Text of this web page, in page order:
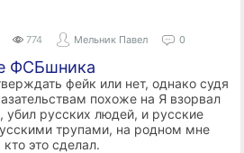
774 Мельник Павел 0
ФСБшника
фейк или нет, однако судя
похоже на Я взорвал
убил русских людей, и русские
трупами, на родном мне
это сделал.